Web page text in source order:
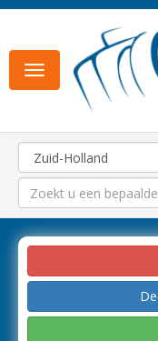
Toggle
navigation